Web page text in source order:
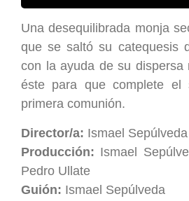
Una desequilibrada monja
que se saltó su catequesis
con la ayuda de su dispersa
éste para que complete el
primera comunión.
Director/a: Ismael Sepúlveda
Producción: Ismael
Pedro Ullate
Guión: Ismael Sepúlveda